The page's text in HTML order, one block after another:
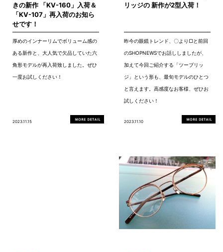
きの新作 「KV-160」入荷＆
「KV-107」再入荷のお知ら
せです！
厚めのインナーリムでボリューム感の
ある新作と、大人気で欠品していた六
角形モデルが再入荷致しました。ぜひ
一度お試しください！
2023.11.15
リッジの 新作が2型入荷！
昨今の眼鏡トレンド、〇より▢と前回
のSHOPNEWSでお話ししましたが、
加えて今回ご紹介する「ツーブリッ
ジ」という形も、最旬モデルのひとつ
と言えます。高感度なお客様、ぜひお
試しください！
2023.11.10